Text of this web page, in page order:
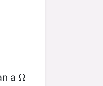
a Ω
Ω